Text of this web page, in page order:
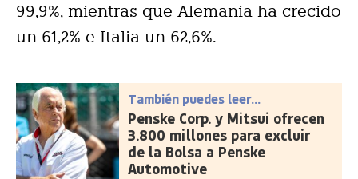
99,9%, mientras que Alemania ha crecido
un 61,2% e Italia un 62,6%.
También puedes leer...
Penske Corp. y Mitsui ofrecen
3.800 millones para excluir
de la Bolsa a Penske
Automotive